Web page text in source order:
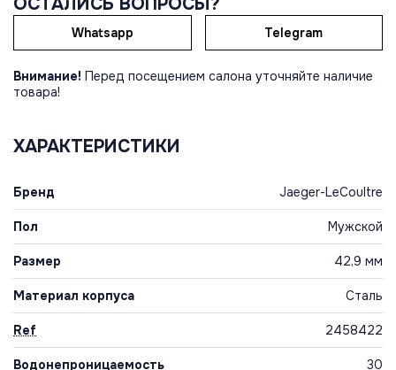
Whatsapp Telegram
Внимание! Перед посещением салона уточняйте наличие
товара!
ХАРАКТЕРИСТИКИ
Бренд Jaeger-LeCoultre
Пол Мужской
Размер 42,9 мм
Материал корпуса Сталь
Ref 2458422
Водонепроницаемость 30